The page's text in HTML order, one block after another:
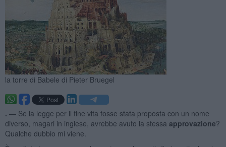
la torre di Babele di Pieter Bruegel
. — Se la legge per il fine vita fosse stata proposta con un nome
diverso, magari in inglese, avrebbe avuto la stessa approvazione?
Qualche dubbio mi viene.